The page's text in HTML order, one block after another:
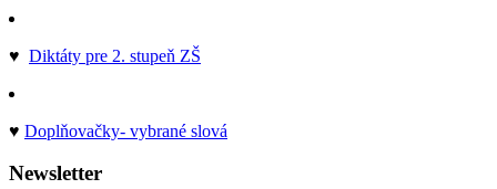
♥ Diktáty pre 2. stupeň ZŠ
♥ Doplňovačky- vybrané slová
Newsletter